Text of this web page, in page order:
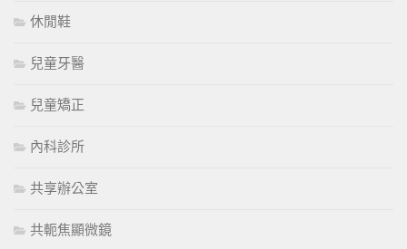
休閒鞋
兒童牙醫
兒童矯正
內科診所
共享辦公室
共軛焦顯微鏡